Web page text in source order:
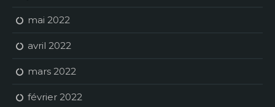
mai 2022
avril 2022
mars 2022
février 2022